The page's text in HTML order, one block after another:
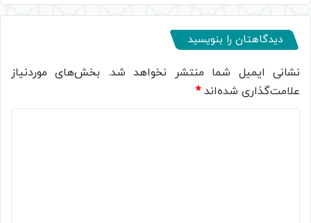
دیدگاهتان را بنویسید
نشانی ایمیل شما منتشر نخواهد شد. بخش‌های موردنیاز
علامت‌گذاری شده‌اند*